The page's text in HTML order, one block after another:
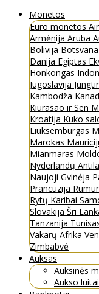
Monetos
Euro monetos
Armėnija Aruba
Bolivija Botsvana
Danija Egiptas
Honkongas
Jugoslavija
Kambodža
Kiurasao ir Sen
Kroatija Kuko
Liuksemburgas
Marokas
Mianmaras
Nyderlandų
Naujoji Gvinėja
Prancūzija
Rytų Karibai
Slovakija Šri
Tanzanija
Vakarų Afrika
Zimbabvė
Auksas
Auksinės
Aukso luitai